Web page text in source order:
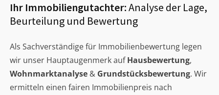
Ihr Immobiliengutachter:Analyse der Lage,
Beurteilung und Bewertung
Als Sachverständige für Immobilienbewertung legen
wir unser Hauptaugenmerk aufHausbewertung,
Wohnmarktanalyse & Grundstücksbewertung. Wir
ermitteln einen fairen Immobilienpreis nach